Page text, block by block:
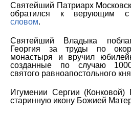
Святейший Патриарх
обратился к верующим
словом.
Святейший Владыка
Георгия за труды по
монастыря и вручил
созданные по случаю
святого равноапостольного
Игумении Сергии (Конковой)
старинную икону Божией